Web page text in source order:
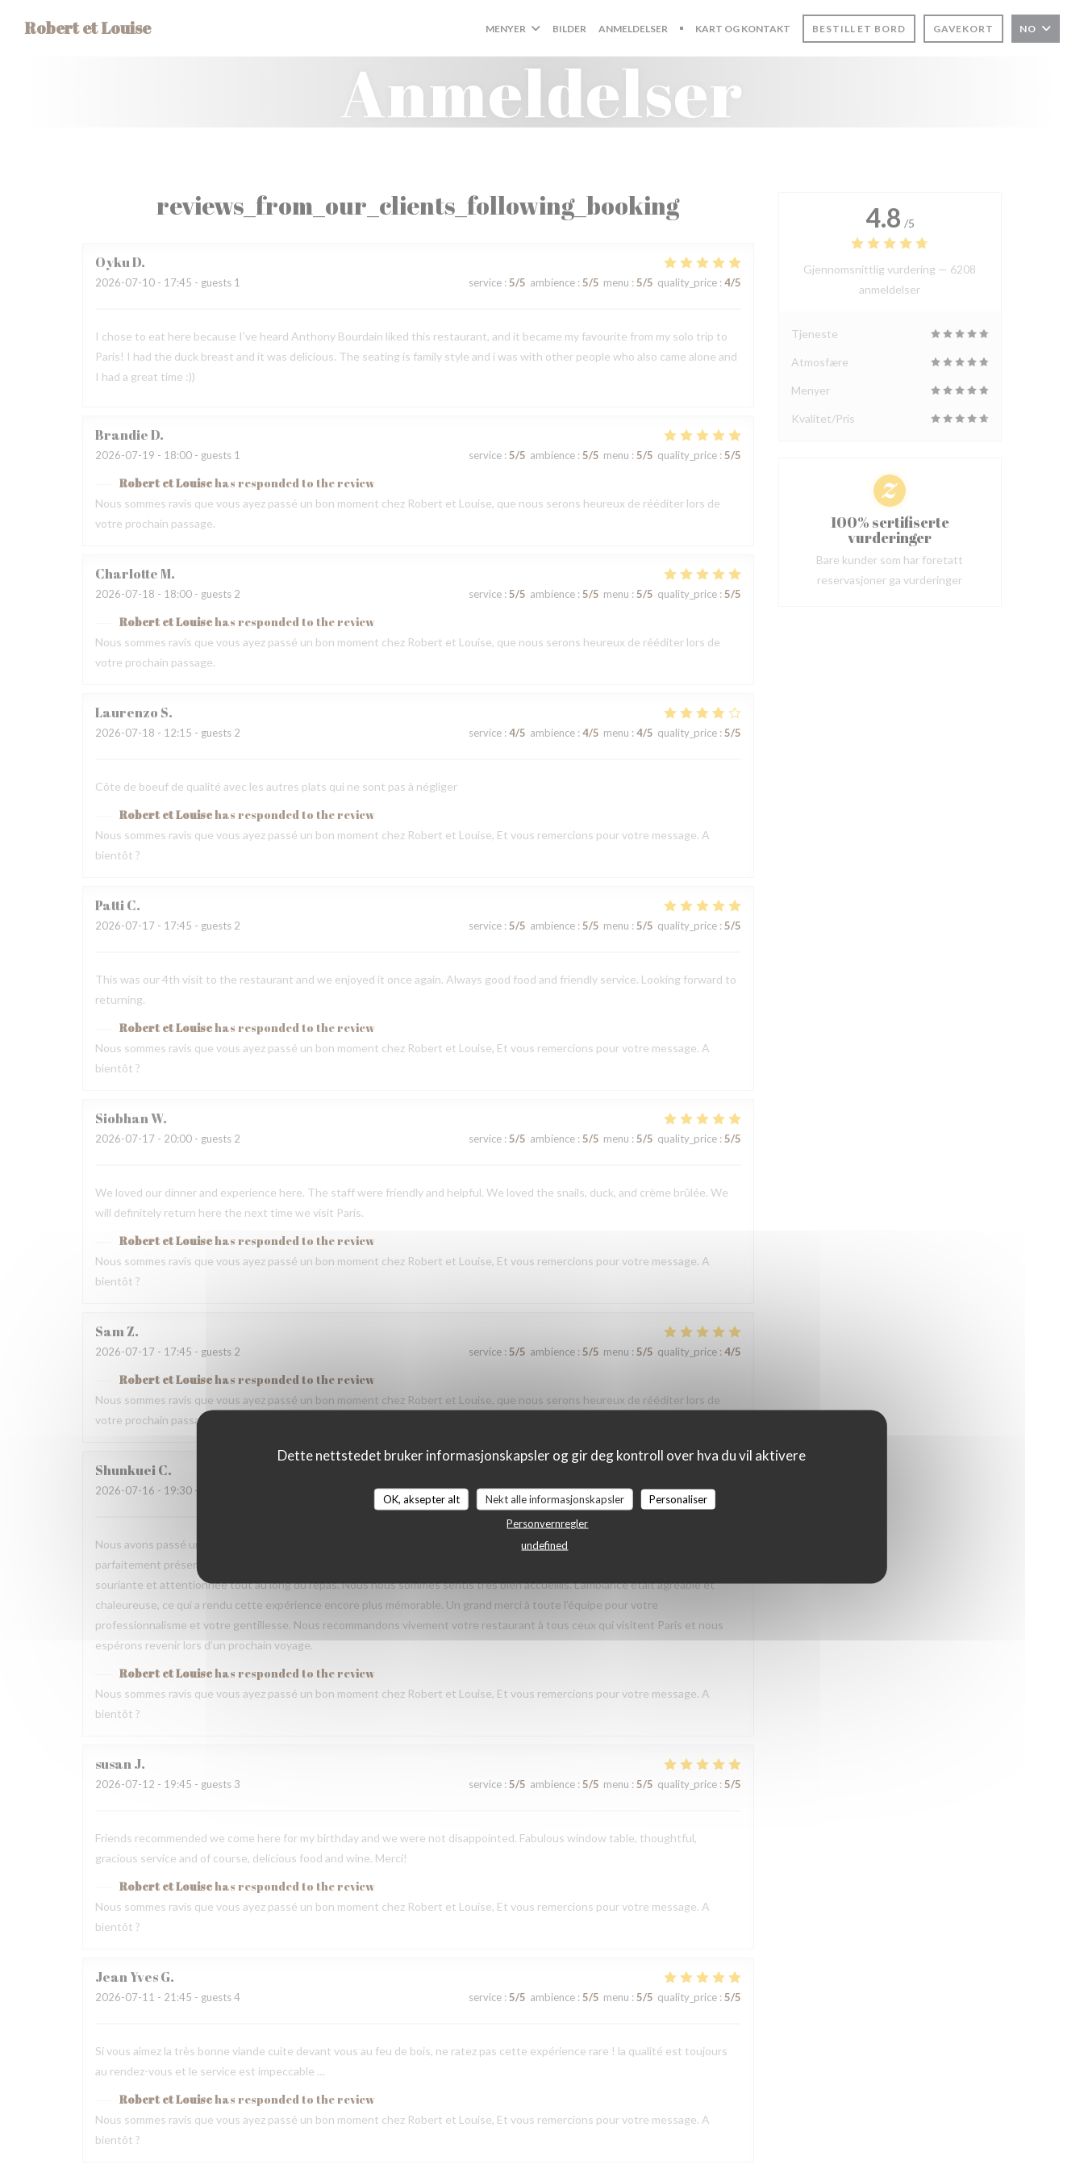
Dette nettstedet bruker informasjonskapsler og gir deg kontroll over hva du vil aktivere
OK, aksepter alt Nekt alle informasjonskapsler
Personaliser
Personvernregler
undefined
Robert et Louise MENYER BILDER ANMELDELSER
((ÅPNER I ET NYTT VINDU))
KART OG KONTAKT BESTILL ET BORD GAVEKORT NO
Anmeldelser
reviews_from_our_clients_following_booking
OykuD
2026-07-10 - 17:45 - guests 1 service: 5/5 ambience: 5/5 menu : 5/5 quality_price: 4/5
I chose to eat here because I’ve heard Anthony Bourdain liked this restaurant, and it became my favourite from my solo trip to
Paris! I had the duck breast and it was delicious. The seating is family style and i was with other people who also came alone and
I had a great time :))
BrandieD
2026-07-19 - 18:00 - guests 1 service: 5/5 ambience: 5/5 menu : 5/5 quality_price: 5/5
Robert et Louisehas responded to the review
Nous sommes ravis que vous ayez passé un bon moment chez Robert et Louise, que nous serons heureux de rééditer lors de
votre prochain passage.
CharlotteM
2026-07-18 - 18:00 - guests 2 service: 5/5 ambience: 5/5 menu : 5/5 quality_price: 5/5
Robert et Louisehas responded to the review
Nous sommes ravis que vous ayez passé un bon moment chez Robert et Louise, que nous serons heureux de rééditer lors de
votre prochain passage.
Laurenzo S
2026-07-18 - 12:15 - guests 2 service: 4/5 ambience: 4/5 menu : 4/5 quality_price: 5/5
Côte de boeuf de qualité avec les autres plats qui ne sont pas à négliger
Robert et Louisehas responded to the review
Nous sommes ravis que vous ayez passé un bon moment chez Robert et Louise, Et vous remercions pour votre message. A
bientôt ?
PattiC
2026-07-17 - 17:45 - guests 2 service: 5/5 ambience: 5/5 menu : 5/5 quality_price: 5/5
This was our 4th visit to the restaurant and we enjoyed it once again. Always good food and friendly service. Looking forward to
returning.
Robert et Louisehas responded to the review
Nous sommes ravis que vous ayez passé un bon moment chez Robert et Louise, Et vous remercions pour votre message. A
bientôt ?
SiobhanW
2026-07-17 - 20:00 - guests 2 service: 5/5 ambience: 5/5 menu : 5/5 quality_price: 5/5
We loved our dinner and experience here. The staff were friendly and helpful. We loved the snails, duck, and crème brûlée. We
will definitely return here the next time we visit Paris.
Robert et Louisehas responded to the review
Nous sommes ravis que vous ayez passé un bon moment chez Robert et Louise, Et vous remercions pour votre message. A
bientôt ?
SamZ
2026-07-17 - 17:45 - guests 2 service: 5/5 ambience: 5/5 menu : 5/5 quality_price: 4/5
Robert et Louise has responded to the review
Nous sommes ravis que vous ayez passé un bon moment chez Robert et Louise, que nous serons heureux de rééditer lors de
votre prochain passage.
ShunkueiC
2026-07-16 - 19:30 - guests 2 service:5/5 ambience:5/5 menu: 5/5 quality_price
Nous avons passé une excellente soirée dans votre restaurant lors de notre voyage à Paris. Les plats étaient délicieux,
parfaitement présentés et pleins de saveurs. Tout ce que nous avons commandé était excellent. L’équipe a été très accueillante,
souriante et attentionnée tout au long du repas. Nous nous sommes sentis très bien accueillis. L’ambiance était agréable et
chaleureuse, ce qui a rendu cette expérience encore plus mémorable. Un grand merci à toute l’équipe pour votre
professionnalisme et votre gentillesse. Nous recommandons vivement votre restaurant à tous ceux qui visitent Paris et nous
espérons revenir lors d’un prochain voyage.
Robert et Louisehas responded to the review
Nous sommes ravis que vous ayez passé un bon moment chez Robert et Louise, Et vous remercions pour votre message. A
bientôt ?
susanJ
2026-07-12 - 19:45 - guests 3 service: 5/5 ambience: 5/5 menu : 5/5 quality_price: 5/5
Friends recommended we come here for my birthday and we were not disappointed. Fabulous window table, thoughtful,
gracious service and of course, delicious food and wine. Merci!
Robert et Louisehas responded to the review
Nous sommes ravis que vous ayez passé un bon moment chez Robert et Louise, Et vous remercions pour votre message. A
bientôt ?
Jean YvesG
2026-07-11 - 21:45 - guests 4 service: 5/5 ambience: 5/5 menu : 5/5 quality_price: 5/5
Si vous aimez la très bonne viande cuite devant vous au feu de bois, ne ratez pas cette expérience rare ! la qualité est toujours
au rendez-vous et le service est impeccable …
Robert et Louisehas responded to the review
Nous sommes ravis que vous ayez passé un bon moment chez Robert et Louise, Et vous remercions pour votre message. A
bientôt ?
4.8 /5
Gjennomsnittlig vurdering — 6208
anmeldelser
Tjeneste
Atmosfære
Menyer
Kvalitet/Pris
100% sertifiserte
vurderinger
Bare kunder som har foretatt
reservasjoner ga vurderinger